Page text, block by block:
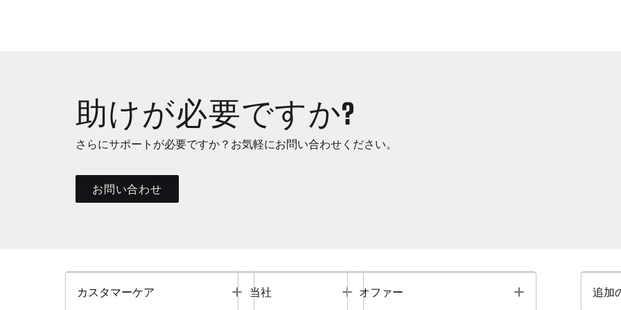
助けが必要ですか?
さらにサポートが必要ですか？お気軽にお問い合わせください。
お問い合わせ
カスタマーケア Toggle
当社 Toggle
オファー Toggle 追加